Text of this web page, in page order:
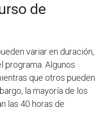
de
variar en duración,
programa. Algunos
que otros pueden
la mayoría de los
las 40 horas de